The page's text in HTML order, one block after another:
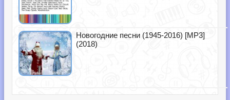
Новогодние песни (1945-2016) [MP3]
(2018)